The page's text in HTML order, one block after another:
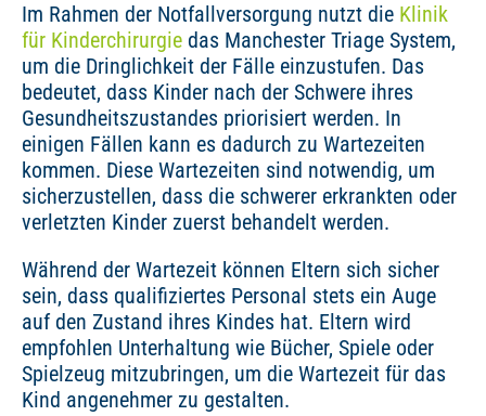
Im Rahmen der Notfallversorgung nutzt die Klinik
für Kinderchirurgie das Manchester Triage System,
um die Dringlichkeit der Fälle einzustufen. Das
bedeutet, dass Kinder nach der Schwere ihres
Gesundheitszustandes priorisiert werden. In
einigen Fällen kann es dadurch zu Wartezeiten
kommen. Diese Wartezeiten sind notwendig, um
sicherzustellen, dass die schwerer erkrankten oder
verletzten Kinder zuerst behandelt werden.
Während der Wartezeit können Eltern sich sicher
sein, dass qualifiziertes Personal stets ein Auge
auf den Zustand ihres Kindes hat. Eltern wird
empfohlen Unterhaltung wie Bücher, Spiele oder
Spielzeug mitzubringen, um die Wartezeit für das
Kind angenehmer zu gestalten.